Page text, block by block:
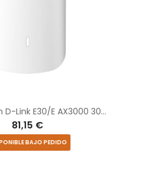
Sistema Mesh D-Link E30/E AX3000 3000Mbps/ WiFi 6/ 2.4GHz 5GHz
81,15 €
BAJO PEDIDO